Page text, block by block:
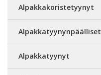
Alpakkakoristetyynyt
Alpakkatyynynpäälliset
Alpakkatyynyt